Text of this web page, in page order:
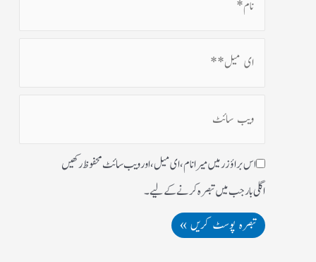
اس براؤزر میں میرا نام، ای میل، اور ویب سائٹ محفوظ رکھیں
اگلی بار جب میں تبصرہ کرنے کےلیے۔